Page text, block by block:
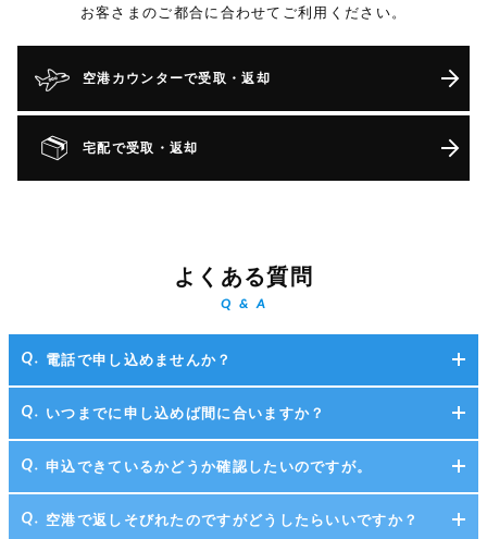
お客さまのご都合に合わせてご利用ください。
空港カウンターで受取・返却
宅配で受取・返却
よくある質問
Q & A
電話で申し込めませんか？
いつまでに申し込めば間に合いますか？
申込できているかどうか確認したいのですが。
空港で返しそびれたのですがどうしたらいいですか？